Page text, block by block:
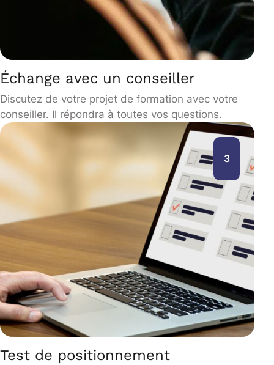
Échange avec un conseiller
Discutez de votre projet de formation avec votre
conseiller. Il répondra à toutes vos questions.
3
Test de positionnement